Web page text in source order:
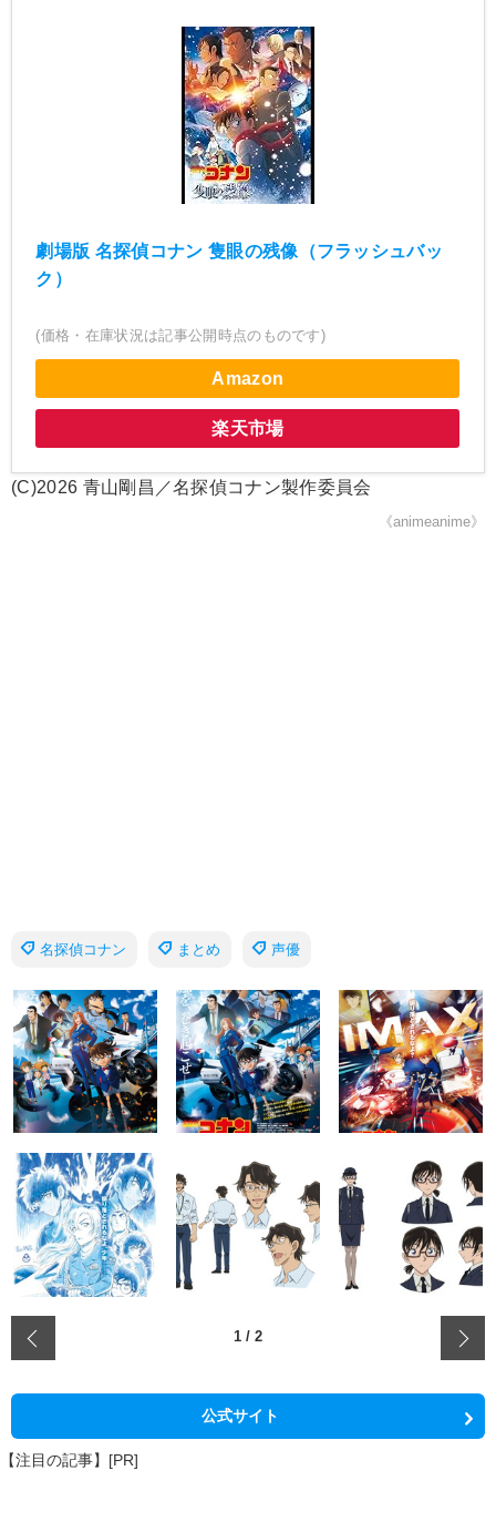
劇場版 名探偵コナン 隻眼の残像（フラッシュバッ
ク）
(価格・在庫状況は記事公開時点のものです)
Amazon
楽天市場
(C)2026 青山剛昌／名探偵コナン製作委員会
《animeanime》
名探偵コナン まとめ 声優
1 / 2
公式サイト
【注目の記事】[PR]